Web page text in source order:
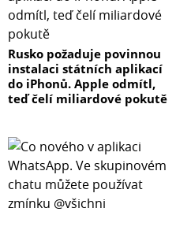
Rusko požaduje povinnou
instalaci státních aplikací
do iPhonů. Apple odmítl,
teď čelí miliardové pokutě